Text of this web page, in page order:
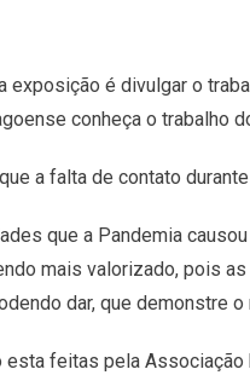
exposição é divulgar o
conheça o trabalho
a falta de contato
que a Pandemia
mais valorizado, pois
dar, que demonstre
esta feitas pela